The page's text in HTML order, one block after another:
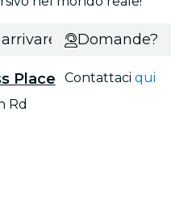
Place
Rd
Domande?
Contattaciqui